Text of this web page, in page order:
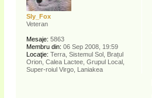
Sly_Fox
Veteran
Mesaje: 5863
Membru din: 06 Sep 2008, 19:59
Locaţie: Terra, Sistemul Sol, Brațul
Orion, Calea Lactee, Grupul Local,
Super-roiul Virgo, Laniakea